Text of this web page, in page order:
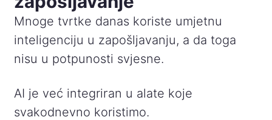
Mnoge tvrtke danas koriste umjetnu
inteligenciju u zapošljavanju, a da toga
nisu u potpunosti svjesne.
AI je već integriran u alate koje
svakodnevno koristimo.